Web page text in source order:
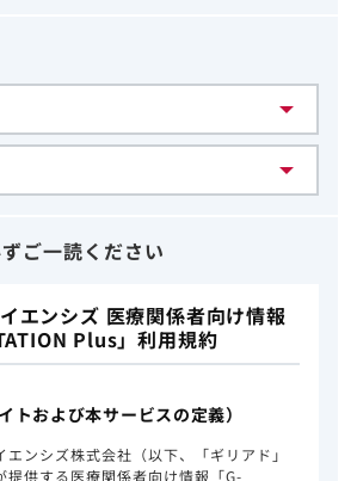
ご一読ください
エンシズ 医療関係者向け情報
Plus」利用規約
トおよび本サービスの定義）
エンシズ株式会社（以下、「ギリアド」
提供する医療関係者向け情報「G-